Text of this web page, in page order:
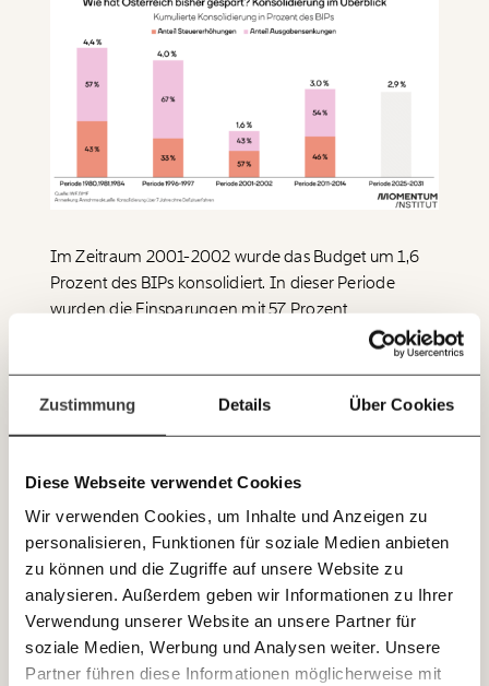
Zustimmung Details Über Cookies
Diese Webseite verwendet Cookies
Wir verwenden Cookies, um Inhalte und Anzeigen zu
personalisieren, Funktionen für soziale Medien anbieten
zu können und die Zugriffe auf unsere Website zu
analysieren. Außerdem geben wir Informationen zu Ihrer
Verwendung unserer Website an unsere Partner für
soziale Medien, Werbung und Analysen weiter. Unsere
Partner führen diese Informationen möglicherweise mit
JETZT
EINFACH
TEILEN.
E-Mail Whatsapp
Veränderung
beginnt mit Dir!
und wir können gemeinsam
unsere Wirtschaft so gestalten, dass sie für alle
funktioniert. Unsere Recherchen sind für alle frei im
Netz. Unabhängig und werbefrei. Und das wird auch
so bleiben. Kämpf’ mit uns für den Fortschritt und
Du überweist lieber direkt?
Hier unsere IBAN: AT34 4300 0498 0007 6017
Fragen und Antworten.
Immer auf dem
mit unseren gratis
E-Mail-Newslettern!
Newsletter des Momentum Instituts
Im Zeitraum 2001-2002 wurde das Budget um 1,6
Prozent des BIPs konsolidiert. In dieser Periode
wurden die Einsparungen mit 57 Prozent
überwiegend durch Steuererhöhungen erzielt und zu
bis 2014 wurden 3 Prozent des BIPs gespart – 46
Prozent davon durch Mehreinnahmen und 54
kommenden Jahren muss das Budget laut EU-
Vorgaben um kumuliert 2,9 Prozent des BIPs saniert
werden.
Fiskalpläne: Länder in der EU setzen auf
Maßnahmen-Mix